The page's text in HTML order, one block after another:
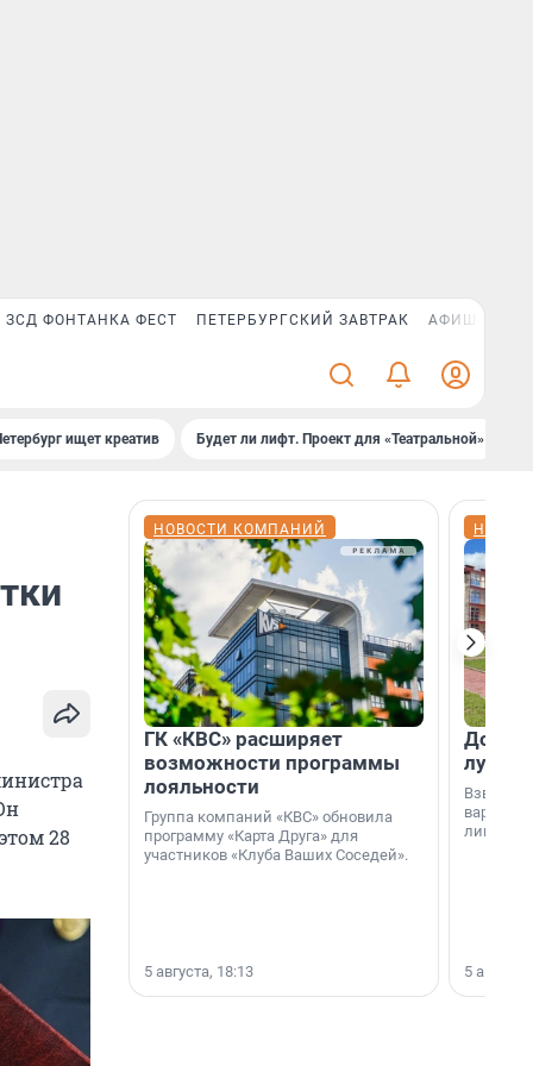
ЗСД ФОНТАНКА ФЕСТ ПЕТЕРБУРГСКИЙ ЗАВТРАК АФИША PLUS
ищет креатив Будет ли лифт. Проект для «Театральной»
28
НОВОСТИ КОМПАНИЙ
ГК «КВС» расширяет
возможности программы
лояльности
Группа компаний «КВС» обновила
программу «Карта Друга» для
участников «Клуба Ваших Соседей».
5 августа, 18:13
Дом
лучше
лишнего
5